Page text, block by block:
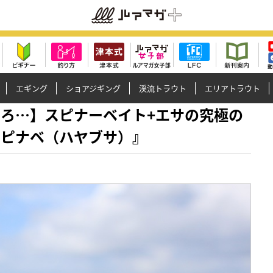
エギング ショアジギング 渓流トラウト エリアトラウト
…】スピナーベイト+エサの究極の
ナベ（ハヤブサ）』